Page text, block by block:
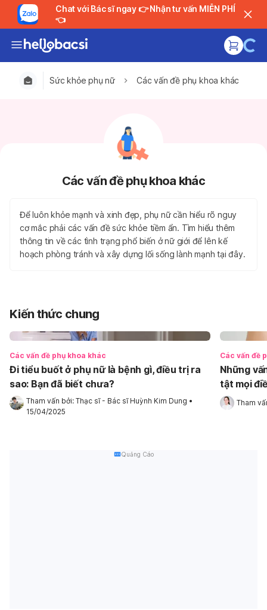
Chat với Bác sĩ ngay 👉 Nhận tư vấn MIỄN PHÍ
👈
Sức khỏe phụ nữ Các vấn đề phụ khoa khác
Các vấn đề phụ khoa khác
Để luôn khỏe mạnh và xinh đẹp, phụ nữ cần hiểu rõ nguy
cơ mắc phải các vấn đề sức khỏe tiềm ẩn. Tìm hiểu thêm
thông tin về các tình trạng phổ biến ở nữ giới để lên kế
hoạch phòng tránh và xây dựng lối sống lành mạnh tại đây.
Kiến thức chung
Các vấn đề phụ khoa khác
Đi tiểu buốt ở phụ nữ là bệnh gì, điều trị ra
sao: Bạn đã biết chưa?
Tham vấn bởi: Thạc sĩ - Bác sĩ Huỳnh Kim Dung •
15/04/2025
Các vấn đề
Những
tật mọi
Tham
Quảng Cáo